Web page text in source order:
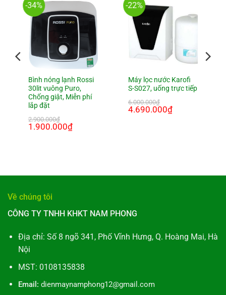
-34%
Bình nóng lạnh Rossi
30lit vuông Puro,
Chống giật, Miễn phí
lắp đặt
2.900.000₫
Giá
gốc
1.900.000₫Giá
hiện
-22%
Máy lọc nước Karofi
S-S027, uống trực tiếp
6.000.000₫
Giá
gốc
4.690.000₫Giá
hiện
Về chúng tôi
CÔNG TY TNHH KHKT NAM PHONG
Địa chỉ: Số 8 ngõ 341, Phố Vĩnh Hưng, Q. Hoàng Mai, Hà
Nội
MST: 0108135838
Email: dienmaynamphong12@gmail.com